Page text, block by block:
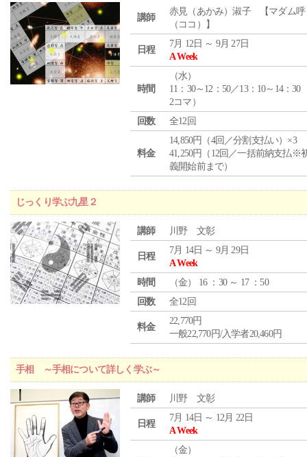
講師
赤見（あかみ）淑子 【マダム呼
（ココ）】
日程
7月 12日 ～ 9月 27日
A Week
時間
（水）
11：30～12：50／13：10～14：30
2コマ）
回数
全12回
料金
14,850円（4回／分割支払い）×3
41,250円（12回／一括前納支払※
義開始前まで）
じっくり学ぶ九星２
講師 川野 文彰
日程
7月 14日 ～ 9月 29日
A Week
時間
（金） 16 ：30 ～ 17 ：50
回数
全12回
料金
22,770円
一般22,770円/入学者20,460円
手相 ～手相について詳しく学ぶ～
講師 川野 文彰
日程
7月 14日 ～ 12月 22日
A Week
（金）